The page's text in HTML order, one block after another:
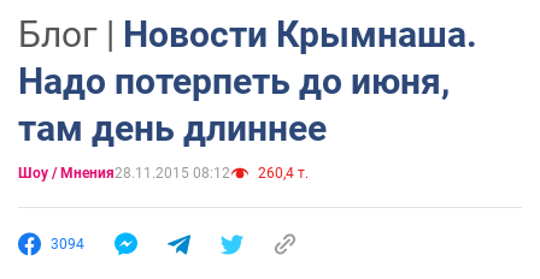
Блог | Новости Крымнаша.
Надо потерпеть до июня,
там день длиннее
Шоу / Мнения28.11.2015 08:12 260,4 т.
3094